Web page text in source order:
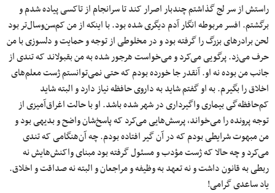
راستش از سر لج گذاشتم چندبار اصرار کند تا سرانجام از تاکسی پیاده شدم و
برگشتم. افسر مربوطه انگار آدم دیگری شده بود. با اینکه از من کم‌سن‌‌وسال‌تر بود
لحن برادرهای بزرگ را گرفته بود و در مخلوطی از توجه و حمایت و دلسوزی با من
حرف می‌زد. پرگویی می‌کرد و می‌خواست هرجور شده به من بقبولاند که تندی از
جانب من بوده نه او. آنقدر جا خورده بودم که حتی نمی‌توانستم ژست معلم‌های
اخلاق را بگیرم. به او گفتم شاید به داروی حافظه نیاز دارد و البته شاید
کم‌حافظه‌گی بیماری واگیرداری در شهر شده باشد. او با حالت اغراق‌‌آمیزی از
توجه پرونده را می‌خواند، پرسش‌هایی می‌کرد که پاسخ‌شان واضح و بدیهی بود و
من مبهوت شرایطی بودم که در آن گیر افتاده بودم. چه آن‌هنگامی که تندی
می‌کرد و چه حالا که ژست مؤدب و مسئول گرفته بود مبنای واکنش‌هایش نه
ربطی به قانون داشت و نه تعهد به وظیفه و مراجعان و البته نه صداقت و اخلاق.
یاد ساعدی گرامی!